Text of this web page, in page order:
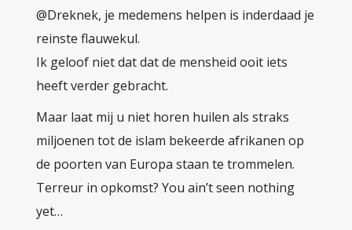
@Dreknek, je medemens helpen is inderdaad je
reinste flauwekul.
Ik geloof niet dat dat de mensheid ooit iets
heeft verder gebracht.
Maar laat mij u niet horen huilen als straks
miljoenen tot de islam bekeerde afrikanen op
de poorten van Europa staan te trommelen.
Terreur in opkomst? You ain’t seen nothing
yet…